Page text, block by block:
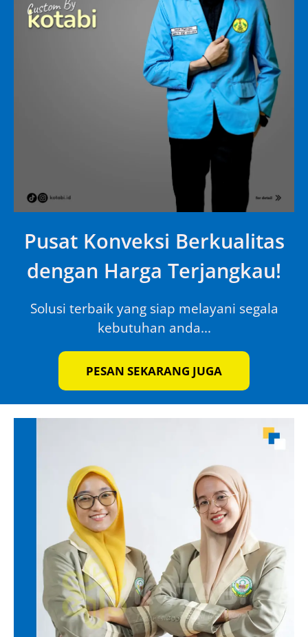
Pusat Konveksi Berkualitas
dengan Harga Terjangkau!
Solusi terbaik yang siap melayani segala
kebutuhan anda...
PESAN SEKARANG JUGA